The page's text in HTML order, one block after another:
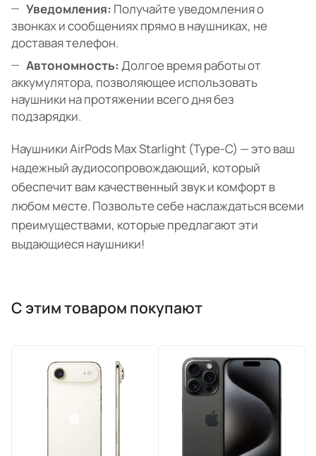
Уведомления: Получайте уведомления о
звонках и сообщениях прямо в наушниках, не
доставая телефон.
Автономность: Долгое время работы от
аккумулятора, позволяющее использовать
наушники на протяжении всего дня без
подзарядки.
Наушники AirPods Max Starlight (Type-C) — это ваш
надежный аудиосопровождающий, который
обеспечит вам качественный звук и комфорт в
любом месте. Позвольте себе наслаждаться всеми
преимуществами, которые предлагают эти
выдающиеся наушники!
С этим товаром покупают